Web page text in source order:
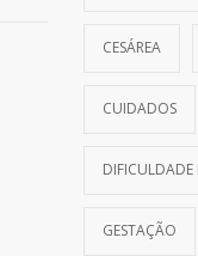
CESÁREA
CUIDADOS
DIFICULDADE
GESTAÇÃO